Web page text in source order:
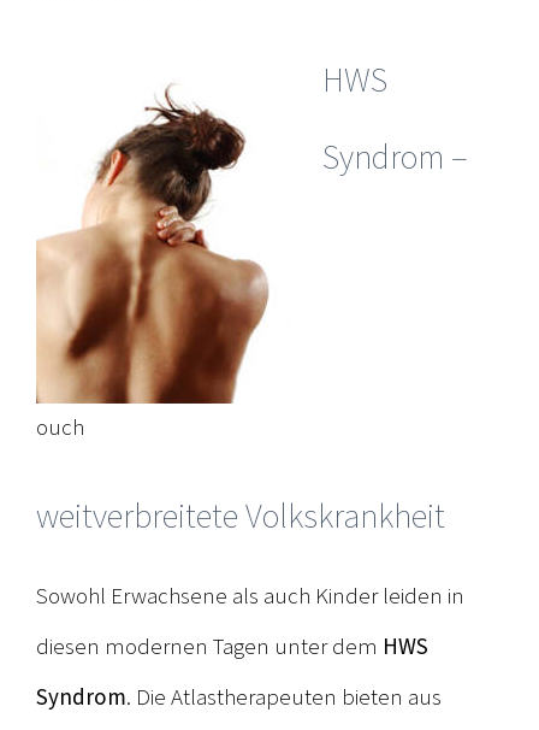
ouch
HWS
Syndrom –
weitverbreitete Volkskrankheit
Sowohl Erwachsene als auch Kinder leiden in
diesen modernen Tagen unter dem HWS
Syndrom. Die Atlastherapeuten bieten aus